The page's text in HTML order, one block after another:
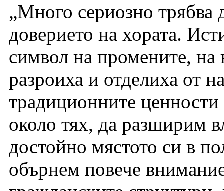
„Много сериозно трябва
доверието на хората.
символ на промените, на
разроиха и отделиха от
традиционните
около тях, да разширим
достойно мястото си в
обърнем повече